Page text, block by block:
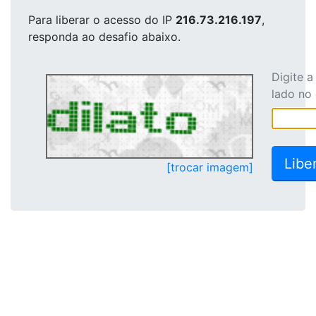
Para liberar o acesso do IP 216.73.216.197,
responda ao desafio abaixo.
[trocar imagem]
Digite
lado no